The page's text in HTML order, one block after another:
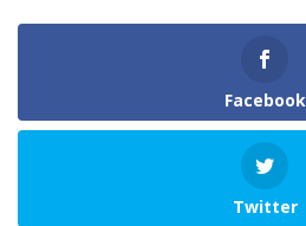
Facebook
Twitter